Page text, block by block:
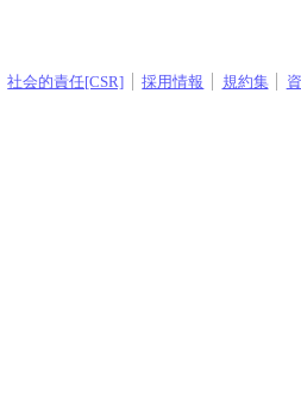
社会的責任[CSR] 採用情報 規約集